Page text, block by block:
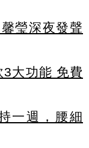
瑩深夜發聲
大功能 免費
一週，腰細